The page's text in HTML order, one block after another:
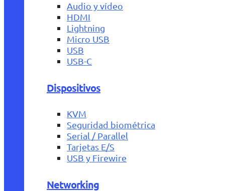
Audio y vídeo
HDMI
Lightning
Micro USB
USB
USB-C
Dispositivos
KVM
Seguridad biométrica
Serial / Parallel
Tarjetas E/S
USB y Firewire
Networking